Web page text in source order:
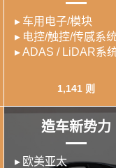
车用电子/模块
电控/触控/传感系
ADAS / LiDAR系
1,141 则
造车新势力
欧美亚太